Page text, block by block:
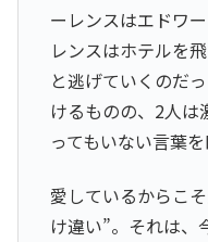
ーレンスはエドワ
レンスはホテルを
と逃げていくのだ
けるものの、2人は
ってもいない言葉
愛しているからこ
け違い”。それは、